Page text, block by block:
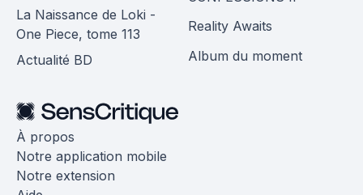
La Naissance de Loki -
One Piece, tome 113
Actualité BD
Reality Awaits
Album du moment
À propos
Notre application mobile
Notre extension